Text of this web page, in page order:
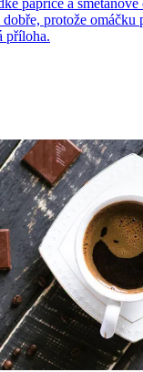
paprice a
protože omáčku
příloha.